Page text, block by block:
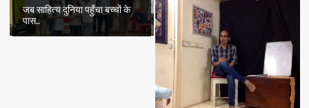
जब साहित्य दुनिया पहुँचा बच्चों के
पास..